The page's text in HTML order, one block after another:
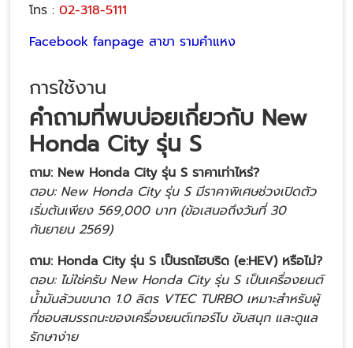
โทร : 02-318-5111
Facebook fanpage สาขา รามคำแหง
การใช้งาน
คำถามที่พบบ่อยเกี่ยวกับ New
Honda City รุ่น S
ถาม: New Honda City รุ่น S ราคาเท่าไหร่?
ตอบ: New Honda City รุ่น S มีราคาพิเศษช่วงเปิดตัว
เริ่มต้นเพียง 569,000 บาท (ข้อเสนอถึงวันที่ 30
กันยายน 2569)
ถาม: Honda City รุ่น S เป็นรถไฮบริด (e:HEV) หรือไม่?
ตอบ: ไม่ใช่ครับ New Honda City รุ่น S เป็นเครื่องยนต์
น้ำมันล้วนขนาด 1.0 ลิตร VTEC TURBO เหมาะสำหรับผู้
ที่ชอบสมรรถนะของเครื่องยนต์เทอร์โบ ขับสนุก และดูแล
รักษาง่าย